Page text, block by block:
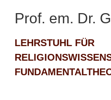
Prof. em. Dr.
LEHRSTUHL FÜR